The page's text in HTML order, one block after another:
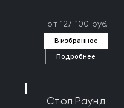
от 127 100 руб.
В избранное
Подробнее
Стол Раунд